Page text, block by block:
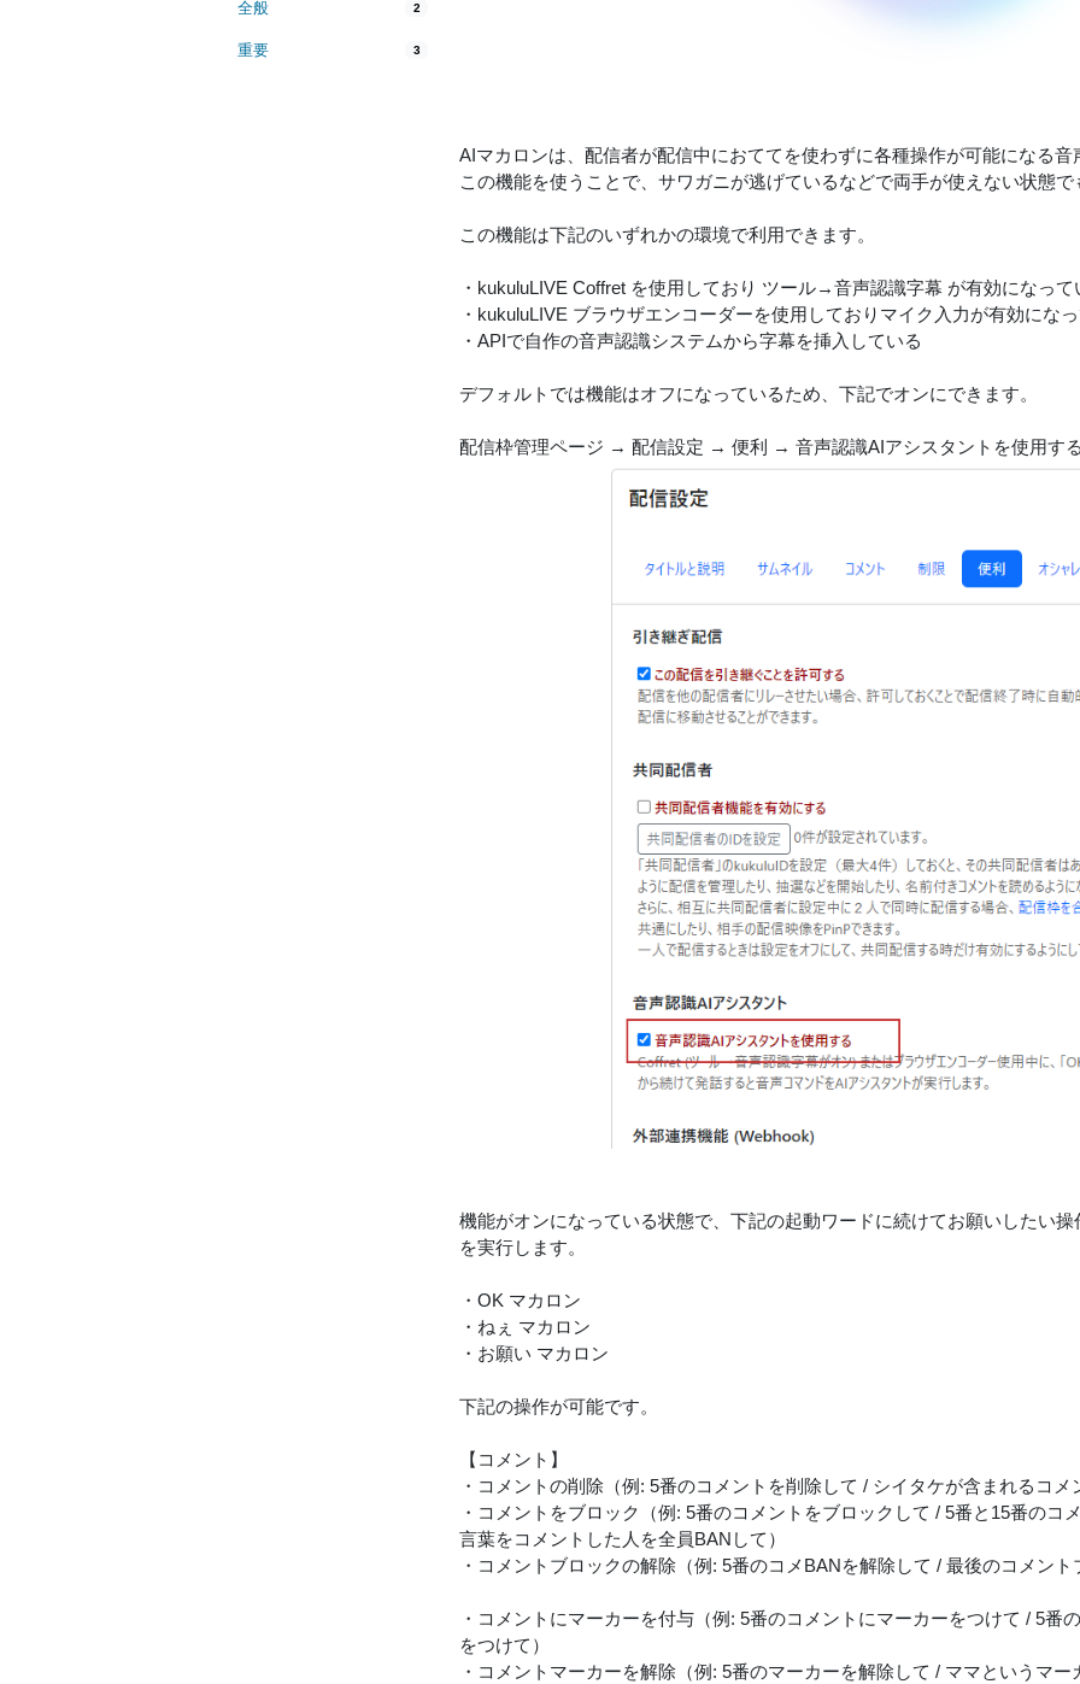
全般 2
重要 3
AIマカロンは、配信者が配信中におててを使わずに各種操作が可能になる
この機能を使うことで、サワガニが逃げているなどで両手が使えない状態
この機能は下記のいずれかの環境で利用できます。
・kukuluLIVE Coffret を使用しており ツール→音声認識字幕 が有効になって
・kukuluLIVE ブラウザエンコーダーを使用しておりマイク入力が有効にな
・APIで自作の音声認識システムから字幕を挿入している
デフォルトでは機能はオフになっているため、下記でオンにできます。
配信枠管理ページ → 配信設定 → 便利 → 音声認識AIアシスタントを使用す
機能がオンになっている状態で、下記の起動ワードに続けてお願いしたい
を実行します。
・OK マカロン
・ねぇ マカロン
・お願い マカロン
下記の操作が可能です。
【コメント】
・コメントの削除（例: 5番のコメントを削除して / シイタケが含まれるコ
・コメントをブロック（例: 5番のコメントをブロックして / 5番と15番のコ
言葉をコメントした人を全員BANして）
・コメントブロックの解除（例: 5番のコメBANを解除して / 最後のコメン
・コメントにマーカーを付与（例: 5番のコメントにマーカーをつけて / 5番
をつけて）
・コメントマーカーを解除（例: 5番のマーカーを解除して / ママというマ